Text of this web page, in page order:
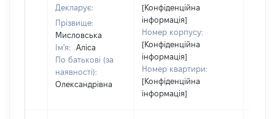
Декларує:
Прізвище:
Мисловська
Ім'я:
Аліса
По батькові (за
наявності):
Олександрівна
[Конфіденційна
інформація]
Номер корпусу:
[Конфіденційна
інформація]
Номер квартири:
[Конфіденційна
інформація]